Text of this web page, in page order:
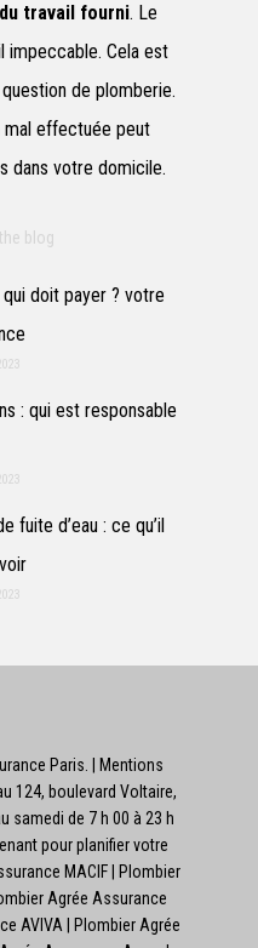
travail fourni. Le
impeccable. Cela est
de plomberie.
mal effectuée peut
dans votre domicile.
blog
doit payer ? votre
: qui est responsable
fuite d’eau : ce qu’il
Paris. |
Mentions
124, boulevard Voltaire,
samedi de 7 h 00 à 23 h
pour planifier votre
MACIF
| Plombier
Agrée Assurance
AVIVA
| Plombier Agrée